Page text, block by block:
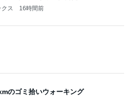
ス 16時間前
火に感動する心